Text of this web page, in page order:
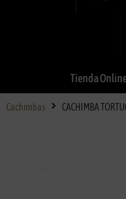
Tienda
Cachimbas CACHIMBA